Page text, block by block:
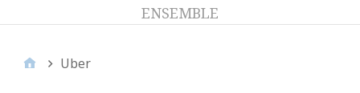
ENSEMBLE
Uber